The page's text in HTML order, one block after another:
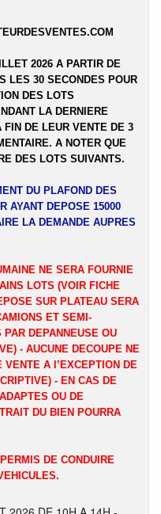
2026 A PARTIR DE
LES 30 SECONDES POUR
DES LOTS
LA DERNIERE
FIN DE LEUR VENTE DE 3
A NOTER QUE
DES LOTS SUIVANTS.
DU PLAFOND DES
AYANT DEPOSE 15000
LA DEMANDE AUPRES
NE SERA FOURNIE
LOTS (VOIR FICHE
SUR PLATEAU SERA
ET SEMI-
PAR DEPANNEUSE OU
- AUCUNE DECOUPE NE
A l’EXCEPTION DE
- EN CAS DE
OU DE
DU BIEN POURRA
DE CONDUIRE